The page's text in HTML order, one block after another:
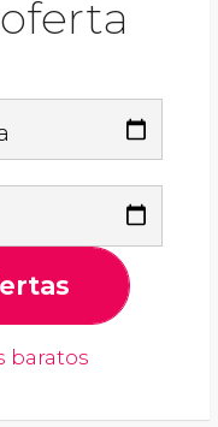
baratos